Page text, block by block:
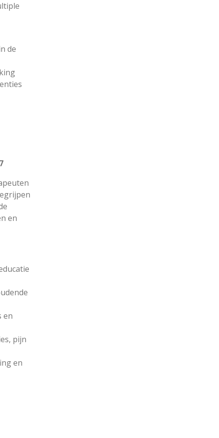
de
en
en
pijn
en